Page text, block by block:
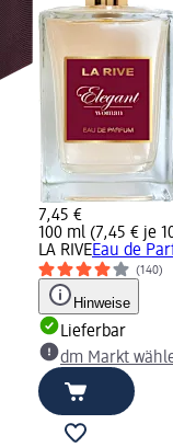
7,45 €
100 ml (7,45 € je
LA RIVEEau de
(140)
Hinweise
Lieferbar
dm Markt